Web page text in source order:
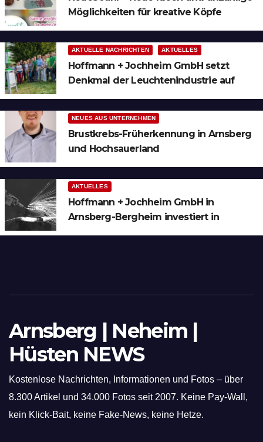
Möglichkeiten für kreative Köpfe
AKTUELLE NACHRICHTEN AKTUELLES
Hoffmann + Jochheim GmbH setzt
Denkmal der Leuchtenindustrie auf
NEUES AUS UNTERNEHMEN
Brustkrebs-Früherkennung in Arnsberg
und Hochsauerland
AKTUELLES
Hoffmann + Jochheim GmbH in
Arnsberg-Bergheim investiert in
Arnsberg | Neheim |
Hüsten NEWS
Kostenlose Nachrichten, Informationen und Fotos – über
8.300 Artikel und 34.000 Fotos seit 2007. Keine Pay-Wall,
kein Klick-Bait, keine Fake-News, keine Hetze.